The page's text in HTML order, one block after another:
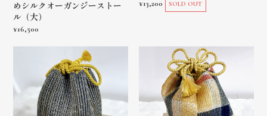
めシルクオーガンジーストー
ル（大）
¥16,500
¥13,200 SOLD OUT